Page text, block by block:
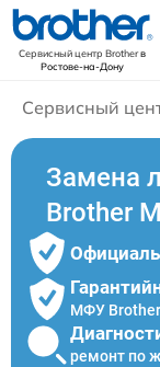
Сервисный центр Brotherв
Ростове-на-Дону
Сервисный
Замена
Brother
МФУ
ремонт по